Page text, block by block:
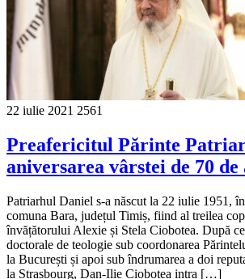
22 iulie 2021 2561
Preafericitul Părinte
aniversarea vârstei de 70 de
Patriarhul Daniel s-a născut la 22 iulie 1951,
comuna Bara, județul Timiș, fiind al treilea
învățătorului Alexie și Stela Ciobotea. După
doctorale de teologie sub coordonarea
la București și apoi sub îndrumarea a doi
la Strasbourg, Dan-Ilie Ciobotea intra […]